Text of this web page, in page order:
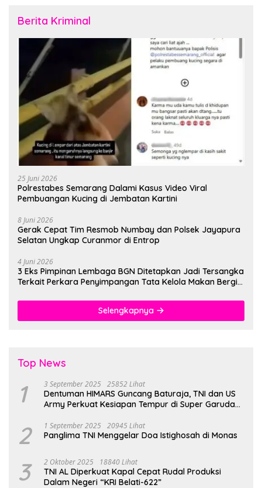
Berita Kriminal
25 Juni 2026
Polrestabes Semarang Dalami Kasus Video Viral
Pembuangan Kucing di Jembatan Kartini
8 Juni 2026
Gerak Cepat Tim Resmob Numbay dan Polsek Jayapura
Selatan Ungkap Curanmor di Entrop
4 Juni 2026
3 Eks Pimpinan Lembaga BGN Ditetapkan Jadi Tersangka
Terkait Perkara Penyimpangan Tata Kelola Makan Bergizi
Selengkapnya
Top News
1 3 September 2025 25852 Lihat
Dentuman HIMARS Guncang Baturaja, TNI dan US
Army Perkuat Kesiapan Tempur di Super Garuda
2 1 September 2025 20945 Lihat
Panglima TNI Menggelar Doa Istighosah di Monas
3 2 Oktober 2025 18840 Lihat
TNI AL Diperkuat Kapal Cepat Rudal Produksi
Dalam Negeri “KRI Belati-622”